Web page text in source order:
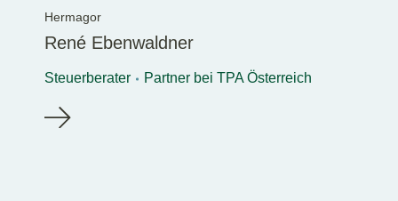
Hermagor
René Ebenwaldner
Steuerberater Partner bei TPA Österreich